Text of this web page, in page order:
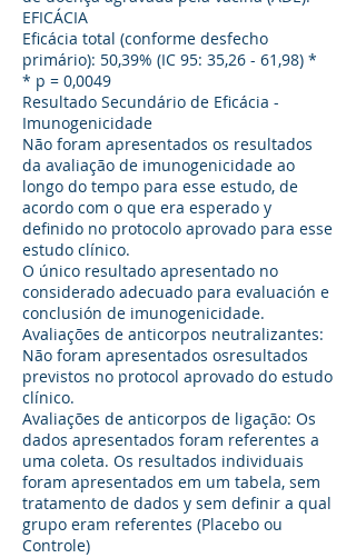
EFICÁCIA
Eficácia total (conforme desfecho
primário): 50,39% (IC 95: 35,26 - 61,98) *
* p = 0,0049
Resultado Secundário de Eficácia -
Imunogenicidade
Não foram apresentados os resultados
da avaliação de imunogenicidade ao
longo do tempo para esse estudo, de
acordo com o que era esperado y
definido no protocolo aprovado para esse
estudo clínico.
O único resultado apresentado no
considerado adecuado para evaluación e
conclusión de imunogenicidade.
Avaliações de anticorpos neutralizantes:
Não foram apresentados osresultados
previstos no protocol aprovado do estudo
clínico.
Avaliações de anticorpos de ligação: Os
dados apresentados foram referentes a
uma coleta. Os resultados individuais
foram apresentados em um tabela, sem
tratamento de dados y sem definir a qual
grupo eram referentes (Placebo ou
Controle)